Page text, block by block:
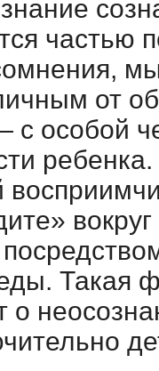
частью
от
с особой
Такая
о